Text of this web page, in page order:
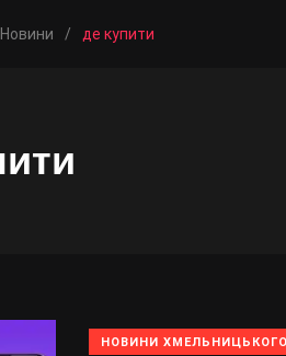
Новини / де купити
НОВИНИ ХМЕЛЬНИЦЬКОГО